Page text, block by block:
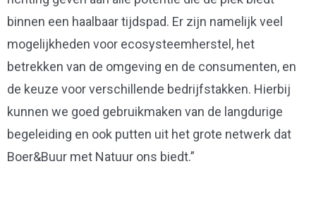
binnen een haalbaar tijdspad. Er zijn namelijk veel
mogelijkheden voor ecosysteemherstel, het
betrekken van de omgeving en de consumenten, en
de keuze voor verschillende bedrijfstakken. Hierbij
kunnen we goed gebruikmaken van de langdurige
begeleiding en ook putten uit het grote netwerk dat
Boer&Buur met Natuur ons biedt.”